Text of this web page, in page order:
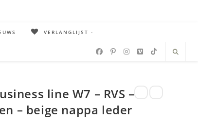
VERLANGLIJST -
line W7 – RVS –
– beige nappa leder